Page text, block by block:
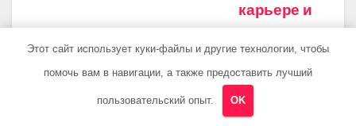
карьере и
интересных
фактах, о
которых вы
наверняка не
знали!
Этот сайт использует куки-файлы и другие технологии, чтобы
помочь вам в навигации, а также предоставить лучший
пользовательский опыт. OK